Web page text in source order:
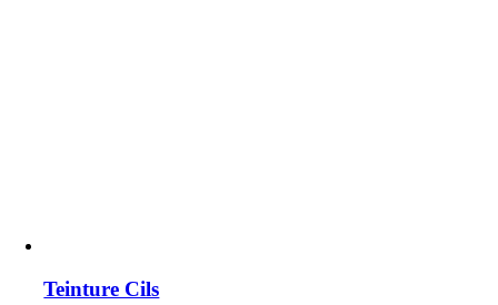
Teinture Cils